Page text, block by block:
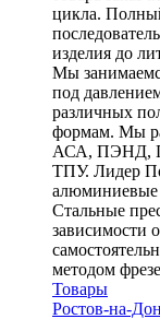
цикла.
изделия до
Мы
под
различных
формам. Мы
АСА, ПЭНД,
ТПУ. Лидер
алюминиевые
Стальные
зависимости
методом
Товары
Ростов-на-